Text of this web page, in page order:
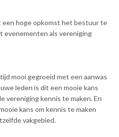
een hoge opkomst het bestuur te
evenementen als vereniging
mooi gegroeid met een aanwas
leden is dit een mooie kans
vereniging kennis te maken. En
kans om kennis te maken
vakgebied.